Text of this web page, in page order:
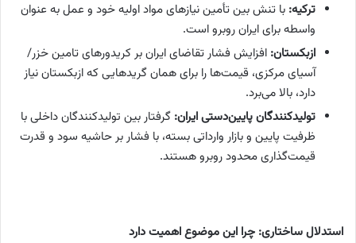
ترکیه: با تنش بین تأمین نیازهای مواد اولیه خود و عمل به عنوان
واسطه برای ایران روبرو است.
ازبکستان: افزایش فشار تقاضای ایران بر کریدورهای تامین خزر/
آسیای مرکزی، قیمت‌ها را برای همان گریدهایی که ازبکستان نیاز
دارد، بالا می‌برد.
تولیدکنندگان پایین‌دستی ایران: گرفتار بین تولیدکنندگان داخلی با
ظرفیت پایین و بازار وارداتی بسته، با فشار بر حاشیه سود و قدرت
قیمت‌گذاری محدود روبرو هستند.
استدلال ساختاری: چرا این موضوع اهمیت دارد